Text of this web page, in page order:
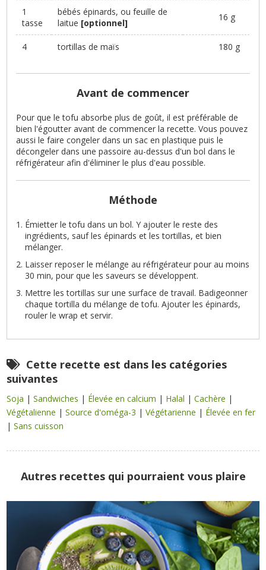
1
tasse
bébés épinards, ou feuille de
laitue [optionnel]
16 g
4 tortillas de maïs 180 g
Avant de commencer
Pour que le tofu absorbe plus de goût, il est préférable de
bien l'égoutter avant de commencer la recette. Vous pouvez
aussi le faire congeler dans un sac en plastique puis le
décongeler dans une passoire au-dessus d'un bol dans le
réfrigérateur afin d'éliminer le plus d'eau possible.
Méthode
Émietter le tofu dans un bol. Y ajouter le reste des
ingrédients, sauf les épinards et les tortillas, et bien
mélanger.
Laisser reposer le mélange au réfrigérateur pour au moins
30 min, pour que les saveurs se développent.
Mettre les tortillas sur une surface de travail. Badigeonner
chaque tortilla du mélange de tofu. Ajouter les épinards,
rouler le wrap et servir.
Cette recette est dans les catégories
suivantes
Soja |Sandwiches | Élevée en calcium | Halal |Cachère |
Végétalienne |Source d'oméga-3 |Végétarienne | Élevée en fer
|Sans cuisson
Autres recettes qui pourraient vous plaire